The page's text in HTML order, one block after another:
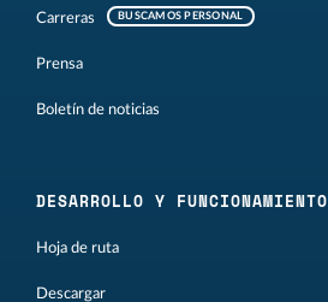
Carreras BUSCAMOS PERSONAL
Prensa
Boletín de noticias
DESARROLLO Y FUNCIONAMIENTO
Hoja de ruta
Descargar